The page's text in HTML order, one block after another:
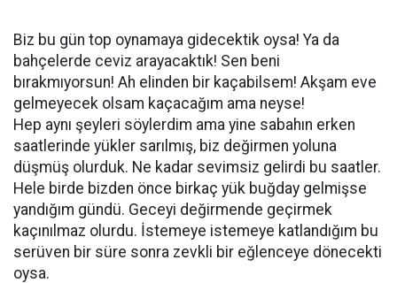
Biz bu gün top oynamaya gidecektik oysa! Ya da
bahçelerde ceviz arayacaktık! Sen beni
bırakmıyorsun! Ah elinden bir kaçabilsem! Akşam eve
gelmeyecek olsam kaçacağım ama neyse!
Hep aynı şeyleri söylerdim ama yine sabahın erken
saatlerinde yükler sarılmış, biz değirmen yoluna
düşmüş olurduk. Ne kadar sevimsiz gelirdi bu saatler.
Hele birde bizden önce birkaç yük buğday gelmişse
yandığım gündü. Geceyi değirmende geçirmek
kaçınılmaz olurdu. İstemeye istemeye katlandığım bu
serüven bir süre sonra zevkli bir eğlenceye dönecekti
oysa.